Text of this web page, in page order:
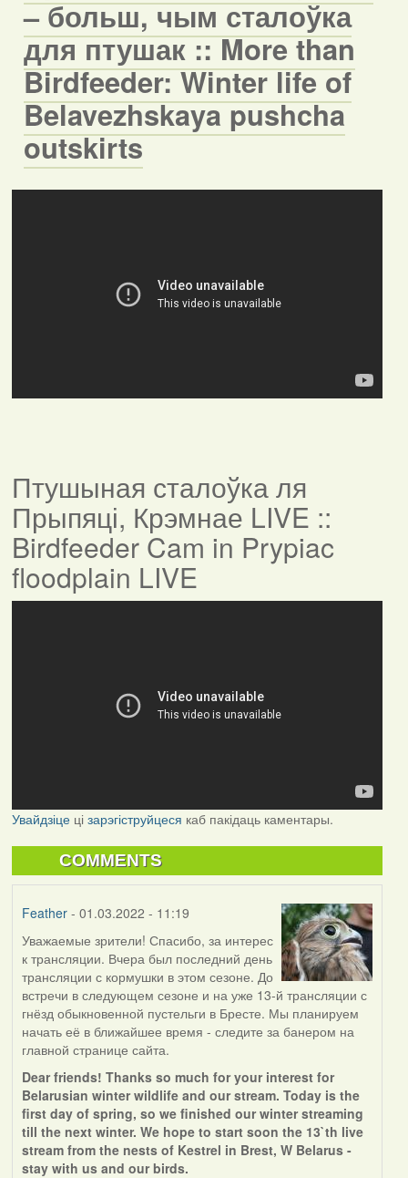
– больш, чым сталоўка
для птушак :: More than
Birdfeeder: Winter life of
Belavezhskaya pushcha
outskirts
Птушыная сталоўка ля
Прыпяці, Крэмнае LIVE ::
Birdfeeder Cam in Prypiac
floodplain LIVE
Увайдзіцеці зарэгіструйцеся каб пакідаць каментары.
COMMENTS
Feather- 01.03.2022 - 11:19
Уважаемые зрители! Спасибо, за интерес
к трансляции. Вчера был последний день
трансляции с кормушки в этом сезоне. До
встречи в следующем сезоне и на уже 13-й трансляции с
гнёзд обыкновенной пустельги в Бресте. Мы планируем
начать её в ближайшее время - следите за банером на
главной странице сайта.
Dear friends! Thanks so much for your interest for
Belarusian winter wildlife and our stream. Today is the
first day of spring, so we finished our winter streaming
till the next winter. We hope to start soon the 13`th live
stream from the nests of Kestrel in Brest, W Belarus -
stay with us and our birds.